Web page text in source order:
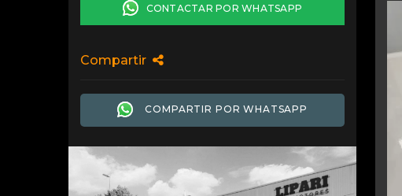
CONTACTAR POR WHATSAPP
Compartir
COMPARTIR POR WHATSAPP